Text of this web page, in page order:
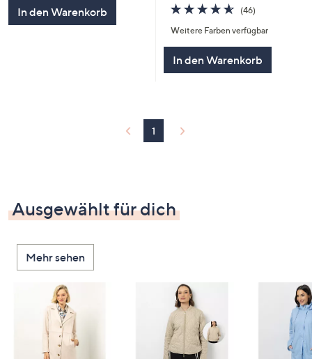
In den Warenkorb
4.5
von
5
(46)46
Weitere Farben verfügbar
In den Warenkorb
1
Ausgewählt für dich
Mehr sehen